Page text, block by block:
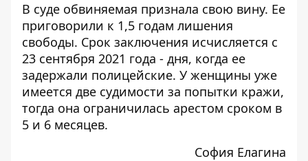
В суде обвиняемая признала свою вину. Ее
приговорили к 1,5 годам лишения
свободы. Срок заключения исчисляется с
23 сентября 2021 года - дня, когда ее
задержали полицейские. У женщины уже
имеется две судимости за попытки кражи,
тогда она ограничилась арестом сроком в
5 и 6 месяцев.
София Елагина